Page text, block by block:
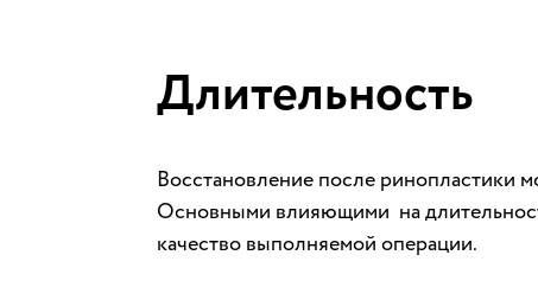
Длительность
Восстановление после ринопластики
Основными влияющими на
качество выполняемой операции.